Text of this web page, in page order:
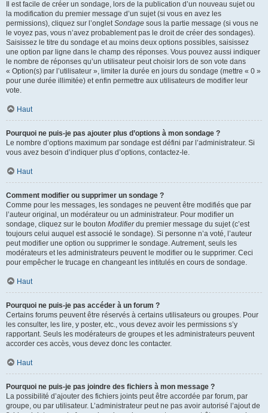
Il est facile de créer un sondage, lors de la publication d’un nouveau sujet ou
la modification du premier message d’un sujet (si vous en avez les
permissions), cliquez sur l’ongletSondage sous la partie message (si vous ne
le voyez pas, vous n’avez probablement pas le droit de créer des sondages).
Saisissez le titre du sondage et au moins deux options possibles, saisissez
une option par ligne dans le champ des réponses. Vous pouvez aussi indiquer
le nombre de réponses qu’un utilisateur peut choisir lors de son vote dans
« Option(s) par l’utilisateur », limiter la durée en jours du sondage (mettre « 0 »
pour une durée illimitée) et enfin permettre aux utilisateurs de modifier leur
vote.
Haut
Pourquoi ne puis-je pas ajouter plus d’options à mon sondage ?
Le nombre d’options maximum par sondage est défini par l’administrateur. Si
vous avez besoin d’indiquer plus d’options, contactez-le.
Haut
Comment modifier ou supprimer un sondage ?
Comme pour les messages, les sondages ne peuvent être modifiés que par
l’auteur original, un modérateur ou un administrateur. Pour modifier un
sondage, cliquez sur le bouton Modifierdu premier message du sujet (c’est
toujours celui auquel est associé le sondage). Si personne n’a voté, l’auteur
peut modifier une option ou supprimer le sondage. Autrement, seuls les
modérateurs et les administrateurs peuvent le modifier ou le supprimer. Ceci
pour empêcher le trucage en changeant les intitulés en cours de sondage.
Haut
Pourquoi ne puis-je pas accéder à un forum ?
Certains forums peuvent être réservés à certains utilisateurs ou groupes. Pour
les consulter, les lire, y poster, etc., vous devez avoir les permissions s’y
rapportant. Seuls les modérateurs de groupes et les administrateurs peuvent
accorder ces accès, vous devez donc les contacter.
Haut
Pourquoi ne puis-je pas joindre des fichiers à mon message ?
La possibilité d’ajouter des fichiers joints peut être accordée par forum, par
groupe, ou par utilisateur. L’administrateur peut ne pas avoir autorisé l’ajout de